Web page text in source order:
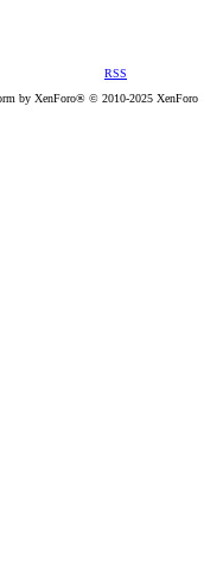
RSS
by XenForo® © 2010-2025 XenForo